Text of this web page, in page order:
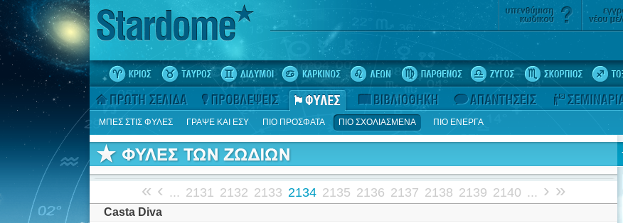
ΜΠΕΣ ΣΤΙΣ ΦΥΛΕΣ ΓΡΑΨΕ ΚΑΙ ΕΣΥ ΠΙΟ ΠΡΟΣΦΑΤΑ ΠΙΟ ΣΧΟΛΙΑΣΜΕΝΑ ΠΙΟ ΕΝΕΡΓΑ
« ‹ ... 2131 2132 2133 2134 2135 2136 2137 2138 2139 2140 ... › »
Casta Diva